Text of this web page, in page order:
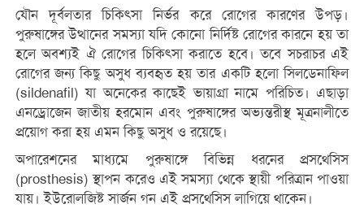
যৌন দূর্বলতার চিকিৎসা নির্ভর করে রোগের কারণের উপড়।
পুরুষাঙ্গের উত্থানের সমস্যা যদি কোনো নির্দিষ্ট রোগের কারনে হয় তা
হলে অবশ্যই ঐ রোগের চিকিৎসা করাতে হবে। তবে সচরাচর এই
রোগের জন্য কিছু অসুধ ব্যবহৃত হয় তার একটি হলো সিলডেনাফিল
(sildenafil) যা অনেকের কাছেই ভায়াগ্রা নামে পরিচিত। এছাড়া
এনড্রোজেন জাতীয় হরমোন এবং পুরুষাঙ্গের অভ্যন্তরীস্থ মূত্রনালীতে
প্রয়োগ করা হয় এমন কিছু অসুধ ও রয়েছে।
অপারেশনের মাধ্যমে পুরুষাঙ্গে বিভিন্ন ধরনের প্রসথেসিস
(prosthesis) স্থাপন করেও এই সমস্যা থেকে স্থায়ী পরিত্রান পাওয়া
যায়। ইউরোলজিষ্ট সার্জন গন এই প্রসথেসিস লাগিয়ে থাকেন।